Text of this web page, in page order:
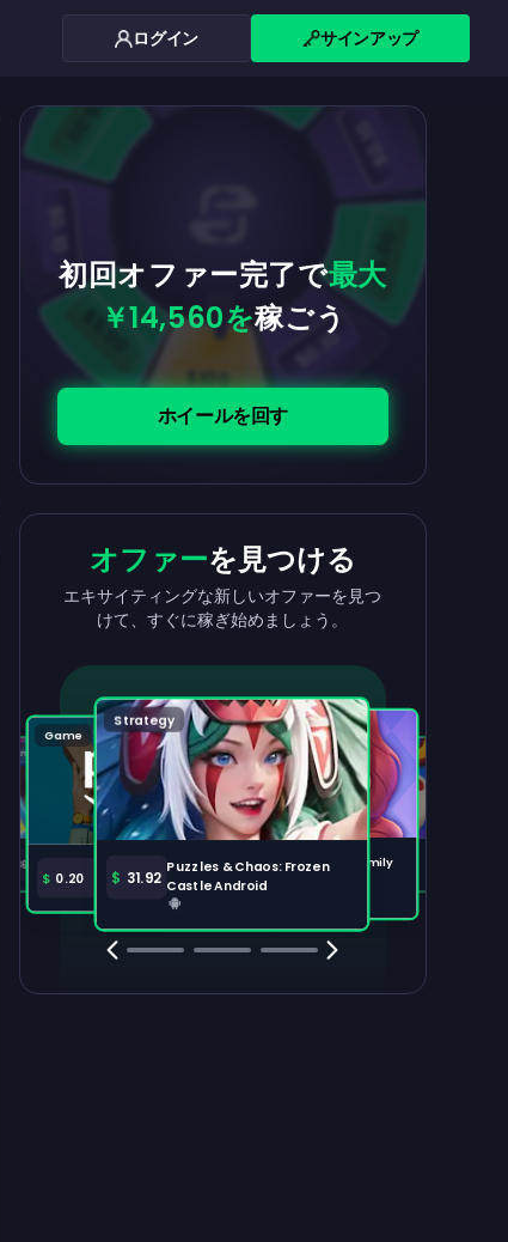
ログイン サインアップ
初回オファー完了で最大
￥14,560を稼ごう
ホイールを回す
$100
$5.00
$5.00
$0.10 $5.00
$5.00
$0.10
オファーを見つける
エキサイティングな新しいオファーを見つ
けて、すぐに稼ぎ始めましょう。
Tabletop
$ 36.02 Bingo Dice iOS
Puzzle
$ 30.00Merge Help: Warm Family
Android
Strategy
$ 31.92 Puzzles & Chaos: Frozen
Castle Android
Game
$ 0.20 Amazon Prime
Game
36.97
報酬を獲得
タスクを完了して、残高が増えるのを見
守りましょう。
100,000
注目のオファー すべて表示
Clash Royale
収益を 出金
収益を素早く簡単に引き出せます。